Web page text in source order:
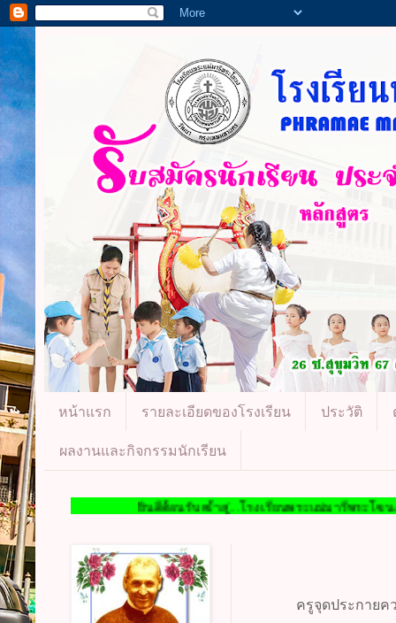
หน้าแรก รายละเอียดของโรงเรียน ประวัติ
ผลงานและกิจกรรมนักเรียน
ยินดีต้อนรับเข้าสู่...โรงเรียนพระแม่มารีพระโขนง WELCOME TO
ครูจุดประกายค